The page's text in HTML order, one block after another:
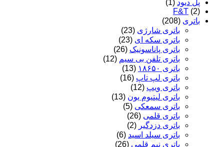
پل دیود (1)
F&T (2)
باتری (208)
باتری شارژی (23)
باتری سکه ای (23)
باتری پاناسونیک (26)
باتری تلفن بی سیم (12)
باتری ۱۸۶۵۰
(13)
باتری لپ تاپ (16)
باتری ویپ (12)
باتری لیتیوم یون (13)
باتری سمعکی (5)
باتری قلمی (26)
باتری دزدگیر (2)
باتری سیلد اسید (6)
باتری نیم قلمی (26)